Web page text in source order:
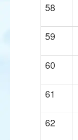
58
59
60
61
62